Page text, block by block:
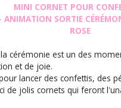
MINI CORNET POUR
ANIMATION SORTIE
ROSE
cérémonie est un des
et de joie.
lancer des confettis, des
de jolis cornets qui feront